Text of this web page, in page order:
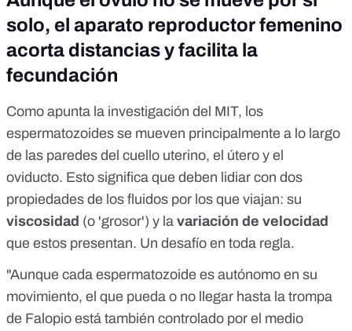
solo, el aparato reproductor femenino
acorta distancias y facilita la
fecundación
Como apunta la investigación del MIT, los
espermatozoides se mueven principalmente a lo largo
de las paredes del cuello uterino, el útero y el
oviducto. Esto significa que deben lidiar con dos
propiedades de los fluidos por los que viajan: su
viscosidad (o 'grosor') y la variación de velocidad
que estos presentan. Un desafío en toda regla.
"Aunque cada espermatozoide es autónomo en su
movimiento, el que pueda o no llegar hasta la trompa
de Falopio está también controlado por el medio